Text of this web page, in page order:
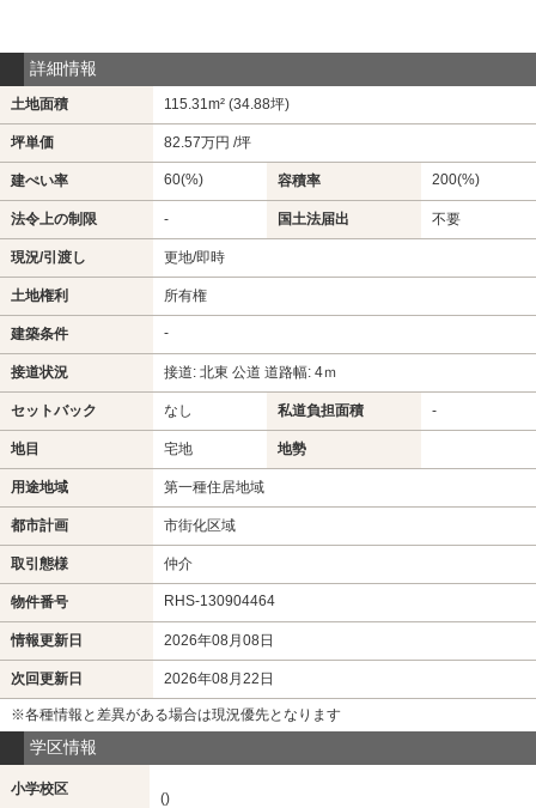
詳細情報
土地面積 115.31m² (34.88坪)
坪単価 82.57万円 /坪
建ぺい率 60(%) 容積率 200(%)
法令上の制限 - 国土法届出 不要
現況/引渡し 更地/即時
土地権利 所有権
建築条件 -
接道状況 接道: 北東 公道 道路幅: 4ｍ
セットバック なし 私道負担面積 -
地目 宅地 地勢
用途地域 第一種住居地域
都市計画 市街化区域
取引態様 仲介
物件番号 RHS-130904464
情報更新日 2026年08月08日
次回更新日 2026年08月22日
※各種情報と差異がある場合は現況優先となります
学区情報
小学校区
()